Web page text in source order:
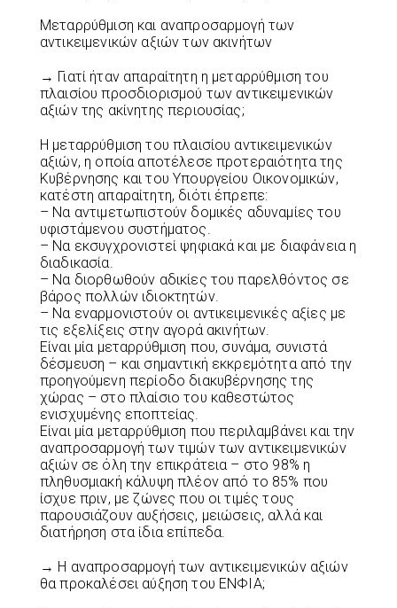
Μεταρρύθμιση και αναπροσαρμογή των
αντικειμενικών αξιών των ακινήτων
→ Γιατί ήταν απαραίτητη η μεταρρύθμιση του
πλαισίου προσδιορισμού των αντικειμενικών
αξιών της ακίνητης περιουσίας;
Η μεταρρύθμιση του πλαισίου αντικειμενικών
αξιών, η οποία αποτέλεσε προτεραιότητα της
Κυβέρνησης και του Υπουργείου Οικονομικών,
κατέστη απαραίτητη, διότι έπρεπε:
– Να αντιμετωπιστούν δομικές αδυναμίες του
υφιστάμενου συστήματος.
– Να εκσυγχρονιστεί ψηφιακά και με διαφάνεια η
διαδικασία.
– Να διορθωθούν αδικίες του παρελθόντος σε
βάρος πολλών ιδιοκτητών.
– Να εναρμονιστούν οι αντικειμενικές αξίες με
τις εξελίξεις στην αγορά ακινήτων.
Είναι μία μεταρρύθμιση που, συνάμα, συνιστά
δέσμευση – και σημαντική εκκρεμότητα από την
προηγούμενη περίοδο διακυβέρνησης της
χώρας – στο πλαίσιο του καθεστώτος
ενισχυμένης εποπτείας.
Είναι μία μεταρρύθμιση που περιλαμβάνει και την
αναπροσαρμογή των τιμών των αντικειμενικών
αξιών σε όλη την επικράτεια – στο 98% η
πληθυσμιακή κάλυψη πλέον από το 85% που
ίσχυε πριν, με ζώνες που οι τιμές τους
παρουσιάζουν αυξήσεις, μειώσεις, αλλά και
διατήρηση στα ίδια επίπεδα.
→ Η αναπροσαρμογή των αντικειμενικών αξιών
θα προκαλέσει αύξηση του ΕΝΦΙΑ;